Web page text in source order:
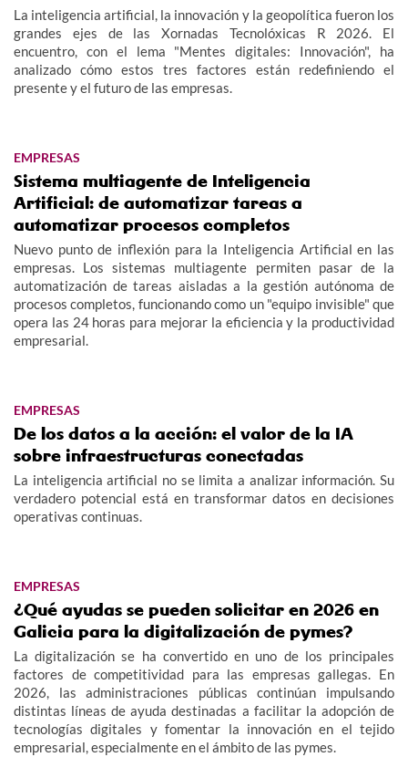
La inteligencia artificial, la innovación y la geopolítica fueron los
grandes ejes de las Xornadas Tecnolóxicas R 2026. El
encuentro, con el lema "Mentes digitales: Innovación", ha
analizado cómo estos tres factores están redefiniendo el
presente y el futuro de las empresas.
EMPRESAS
Sistema multiagente de Inteligencia
Artificial: de automatizar tareas a
automatizar procesos completos
Nuevo punto de inflexión para la Inteligencia Artificial en las
empresas. Los sistemas multiagente permiten pasar de la
automatización de tareas aisladas a la gestión autónoma de
procesos completos, funcionando como un "equipo invisible" que
opera las 24 horas para mejorar la eficiencia y la productividad
empresarial.
EMPRESAS
De los datos a la acción: el valor de la IA
sobre infraestructuras conectadas
La inteligencia artificial no se limita a analizar información. Su
verdadero potencial está en transformar datos en decisiones
operativas continuas.
EMPRESAS
¿Qué ayudas se pueden solicitar en 2026 en
Galicia para la digitalización de pymes?
La digitalización se ha convertido en uno de los principales
factores de competitividad para las empresas gallegas. En
2026, las administraciones públicas continúan impulsando
distintas líneas de ayuda destinadas a facilitar la adopción de
tecnologías digitales y fomentar la innovación en el tejido
empresarial, especialmente en el ámbito de las pymes.